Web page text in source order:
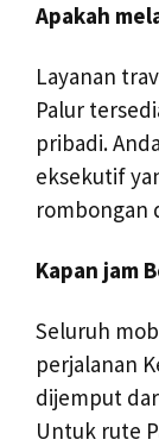
Apakah
Layanan
Palur
pribadi.
eksekutif
rombongan
Kapan jam
Seluruh
perjalanan
dijemput
Untuk rute